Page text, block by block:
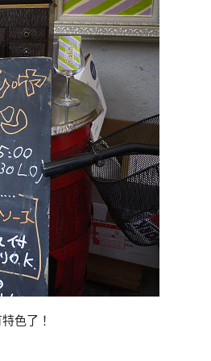
色了！